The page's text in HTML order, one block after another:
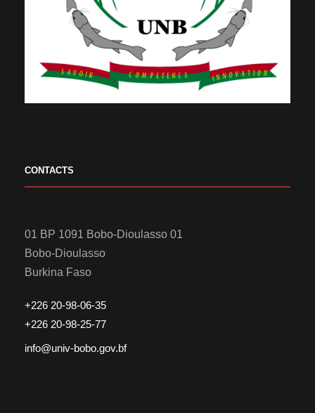
CONTACTS
01 BP 1091 Bobo-Dioulasso 01
Bobo-Dioulasso
Burkina Faso
+226 20-98-06-35
+226 20-98-25-77
info@univ-bobo.gov.bf